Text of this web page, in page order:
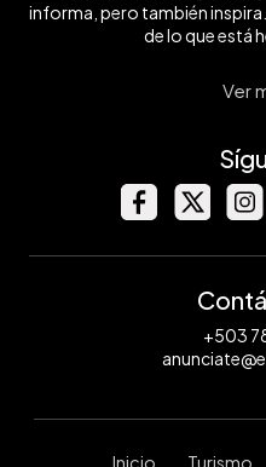
informa, pero también
de lo que está
Ver
+503
Inicio Turismo